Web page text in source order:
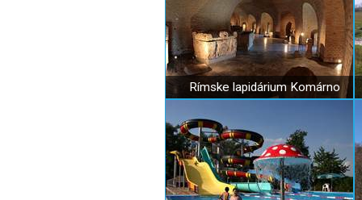
Rímske lapidárium Komárno